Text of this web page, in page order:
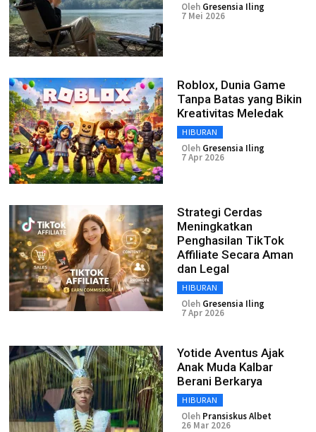
Oleh Gresensia Iling
7 Mei 2026
Roblox, Dunia Game
Tanpa Batas yang Bikin
Kreativitas Meledak
HIBURAN
Oleh Gresensia Iling
7 Apr 2026
Strategi Cerdas
Meningkatkan
Penghasilan TikTok
Affiliate Secara Aman
dan Legal
HIBURAN
Oleh Gresensia Iling
7 Apr 2026
Yotide Aventus Ajak
Anak Muda Kalbar
Berani Berkarya
HIBURAN
Oleh Pransiskus Albet
26 Mar 2026